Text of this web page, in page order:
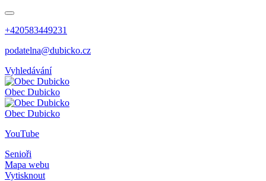
+420583449231
podatelna@dubicko.cz
Vyhledávání
Obec Dubicko
Obec Dubicko
YouTube
Senioři
Mapa webu
Vytisknout